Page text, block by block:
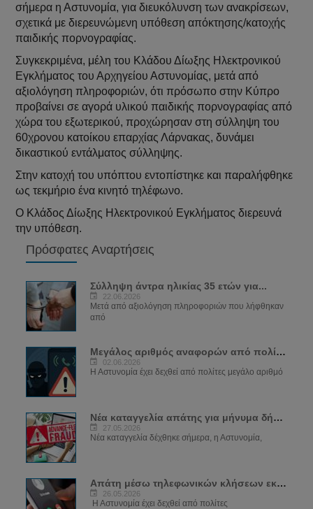
σήμερα η Αστυνομία, για διευκόλυνση των ανακρίσεων,
σχετικά με διερευνώμενη υπόθεση απόκτησης/κατοχής
παιδικής πορνογραφίας.
Συγκεκριμένα, μέλη του Κλάδου Δίωξης Ηλεκτρονικού
Εγκλήματος του Αρχηγείου Αστυνομίας, μετά από
αξιολόγηση πληροφοριών, ότι πρόσωπο στην Κύπρο
προβαίνει σε αγορά υλικού παιδικής πορνογραφίας από
χώρα του εξωτερικού, προχώρησαν στη σύλληψη του
60χρονου κατοίκου επαρχίας Λάρνακας, δυνάμει
δικαστικού εντάλματος σύλληψης.
Στην κατοχή του υπόπτου εντοπίστηκε και παραλήφθηκε
ως τεκμήριο ένα κινητό τηλέφωνο.
Ο Κλάδος Δίωξης Ηλεκτρονικού Εγκλήματος διερευνά
την υπόθεση.
Πρόσφατες Αναρτήσεις
Σύλληψη άντρα ηλικίας 35 ετών για...
22.06.2026
Μετά από αξιολόγηση πληροφοριών που λήφθηκαν
από
Μεγάλος αριθμός αναφορών από πολίτες για...
02.06.2026
Η Αστυνομία έχει δεχθεί από πολίτες μεγάλο αριθμό
Νέα καταγγελία απάτης για μήνυμα δήθεν...
27.05.2026
Νέα καταγγελία δέχθηκε σήμερα, η Αστυνομία,
Απάτη μέσω τηλεφωνικών κλήσεων εκ μέρους...
26.05.2026
Η Αστυνομία έχει δεχθεί από πολίτες